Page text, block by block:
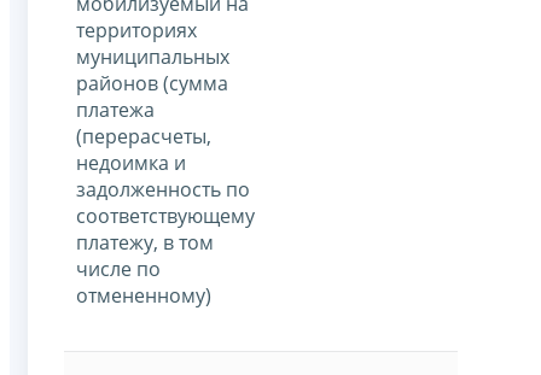
территориях
муниципальных
районов (сумма
платежа
(перерасчеты,
недоимка и
задолженность по
соответствующему
платежу, в том
числе по
отмененному)